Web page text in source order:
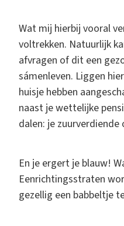
Wat mij hierbij vooral
voltrekken. Natuurlijk
afvragen of dit een
sámenleven. Liggen
huisje hebben
naast je wettelijke
dalen: je
En je ergert je blauw!
Eenrichtingsstraten
gezellig een babbeltje